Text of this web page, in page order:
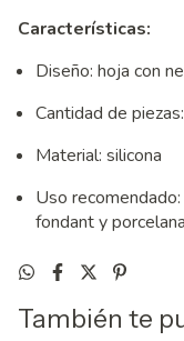
Características:
Diseño: hoja con
Cantidad de
Material: silicona
Uso
fondant y
También te